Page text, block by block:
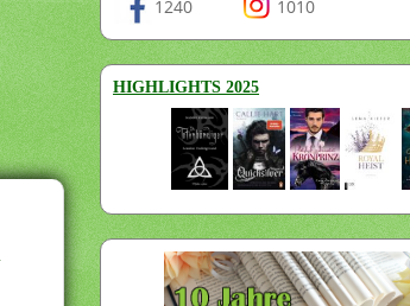
1240 1010
HIGHLIGHTS 2025